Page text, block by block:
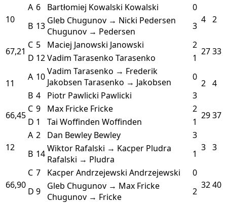
10
A 6 Bartłomiej Kowalski Kowalski
0
4 2
B 13 Gleb Chugunov → Nicki Pedersen
Chugunov → Pedersen
3
67,21
C 5 Maciej Janowski Janowski 2
2733
D 12Vadim Tarasenko Tarasenko 1
11
A 10Vadim Tarasenko → Frederik
Jakobsen Tarasenko → Jakobsen 0
2 4
B 4 Piotr Pawlicki Pawlicki
3
66,45
C 9 Max Fricke Fricke 2
2937
D 1 Tai Woffinden Woffinden 1
12
A 2 Dan Bewley Bewley
3
3 3
B 14Wiktor Rafalski → Kacper Pludra
Rafalski → Pludra
1
66,90
C 7 Kacper Andrzejewski Andrzejewski
0
3240
D 9
Gleb Chugunov → Max Fricke
Chugunov → Fricke
2